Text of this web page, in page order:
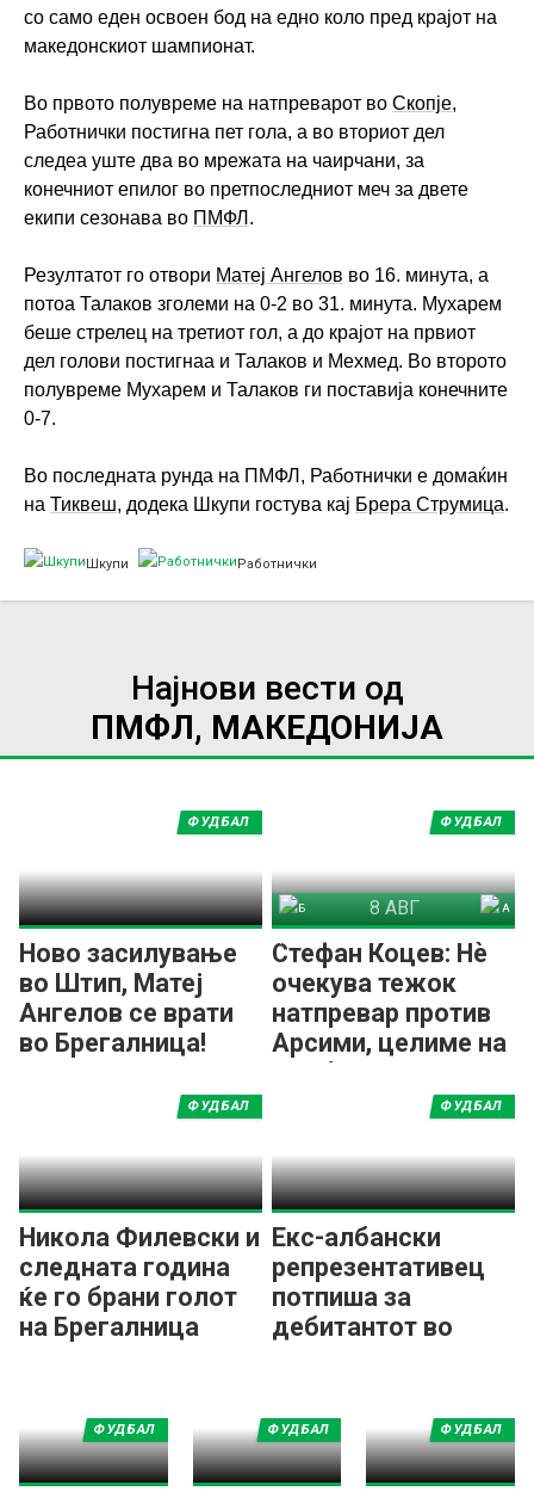
со само еден освоен бод на едно коло пред крајот на
македонскиот шампионат.
Во првото полувреме на натпреварот во Скопје,
Работнички постигна пет гола, а во вториот дел
следеа уште два во мрежата на чаирчани, за
конечниот епилог во претпоследниот меч за двете
екипи сезонава во ПМФЛ .
Резултатот го отвори Матеј Ангелов во 16. минута, а
потоа Талаков зголеми на 0-2 во 31. минута. Мухарем
беше стрелец на третиот гол, а до крајот на првиот
дел голови постигнаа и Талаков и Мехмед. Во второто
полувреме Мухарем и Талаков ги поставија конечните
0-7.
Во последната рунда на ПМФЛ, Работнички е домаќин
на Тиквеш, додека Шкупи гостува кај Брера Струмица.
Шкупи Работнички
Најнови вести од
ПМФЛ, МАКЕДОНИЈА
Ново засилување
во Штип, Матеј
Ангелов се врати
во Брегалница!
ФУДБАЛ
Стефан Коцев: Нѐ
очекува тежок
натпревар против
Арсими, целиме на
три бода
ФУДБАЛ
8 АВГ
Никола Филевски и
следната година
ќе го брани голот
на Брегалница
ФУДБАЛ
Екс-албански
репрезентативец
потпиша за
дебитантот во
ФУДБАЛ
ФУДБАЛ ФУДБАЛ ФУДБАЛ